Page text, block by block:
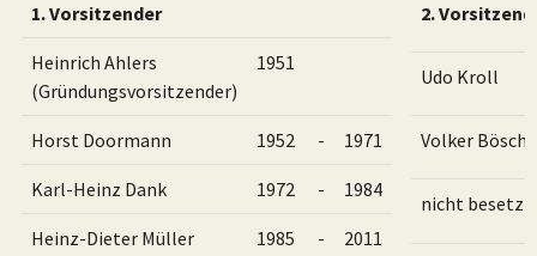
1. Vorsitzender
Heinrich Ahlers
(Gründungsvorsitzender)
1951
Horst Doormann 1952 - 1971
Karl-Heinz Dank 1972 - 1984
Heinz-Dieter Müller 1985 - 2011
2.
Udo Kroll
Volker
nicht besetzt